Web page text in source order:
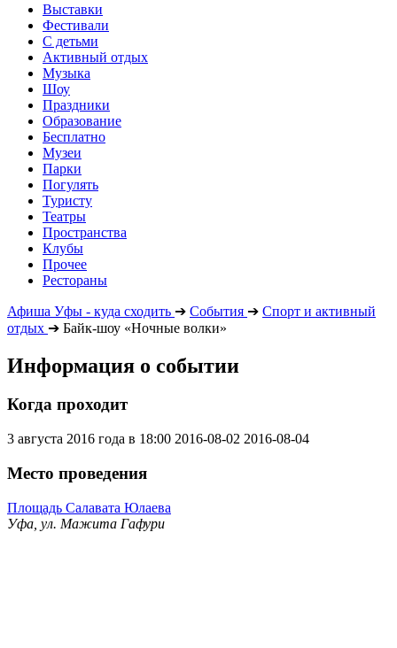
Выставки
Фестивали
С детьми
Активный отдых
Музыка
Шоу
Праздники
Образование
Бесплатно
Музеи
Парки
Погулять
Туристу
Театры
Пространства
Клубы
Прочее
Рестораны
Афиша Уфы - куда сходить ➔ События ➔ Спорт и активный
отдых ➔ Байк-шоу «Ночные волки»
Информация о событии
Когда проходит
3 августа 2016 года в 18:00 2016-08-02 2016-08-04
Место проведения
Площадь Салавата Юлаева
Уфа, ул. Мажита Гафури